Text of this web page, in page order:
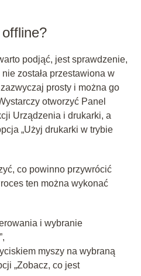
podjąć, jest sprawdzenie,
została przestawiona w
prosty i można go
otworzyć Panel
Urządzenia i drukarki, a
„Użyj drukarki w trybie
co powinno przywrócić
ten można wykonać
i wybranie
myszy na wybraną
„Zobacz, co jest